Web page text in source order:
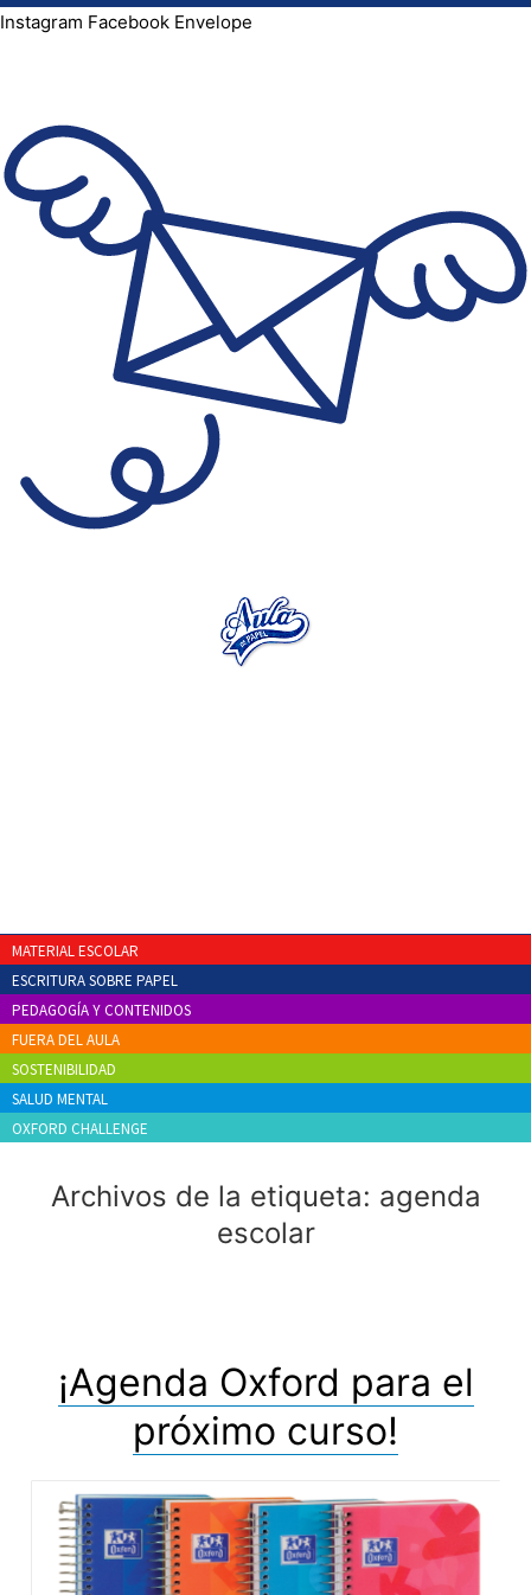
Instagram Facebook Envelope
MATERIAL ESCOLAR
ESCRITURA SOBRE PAPEL
PEDAGOGÍA Y CONTENIDOS
FUERA DEL AULA
SOSTENIBILIDAD
SALUD MENTAL
OXFORD CHALLENGE
Archivos de la etiqueta: agenda
escolar
¡Agenda Oxford para el
próximo curso!